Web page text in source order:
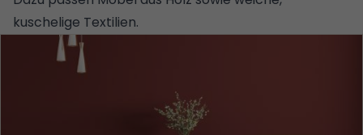
kuschelige Textilien.